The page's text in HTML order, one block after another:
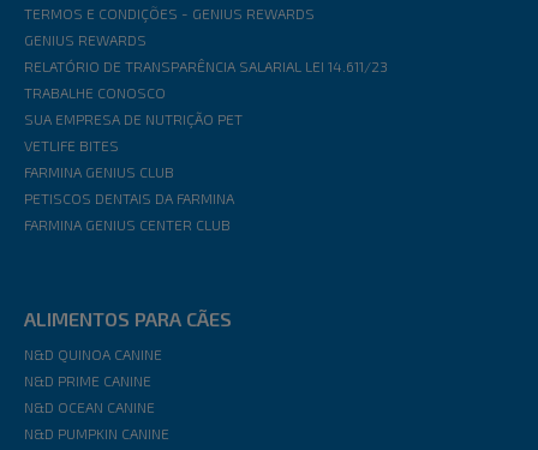
TERMOS E CONDIÇÕES - GENIUS REWARDS
GENIUS REWARDS
RELATÓRIO DE TRANSPARÊNCIA SALARIAL LEI 14.611/23
TRABALHE CONOSCO
SUA EMPRESA DE NUTRIÇÃO PET
VETLIFE BITES
FARMINA GENIUS CLUB
PETISCOS DENTAIS DA FARMINA
FARMINA GENIUS CENTER CLUB
ALIMENTOS PARA CÃES
N&D QUINOA CANINE
N&D PRIME CANINE
N&D OCEAN CANINE
N&D PUMPKIN CANINE